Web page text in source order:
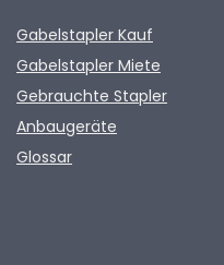
Gabelstapler Kauf
Gabelstapler Miete
Gebrauchte Stapler
Anbaugeräte
Glossar